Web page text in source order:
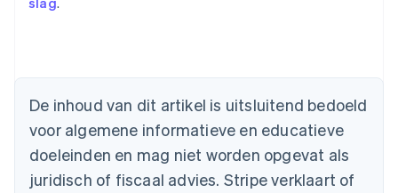
De inhoud van dit artikel is uitsluitend bedoeld
voor algemene informatieve en educatieve
doeleinden en mag niet worden opgevat als
juridisch of fiscaal advies. Stripe verklaart of
Australië
English
België
Nederlands FrançaisDeutschEnglish